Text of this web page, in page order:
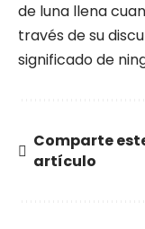
de luna llena
través de su
significado de
Comparte
artículo